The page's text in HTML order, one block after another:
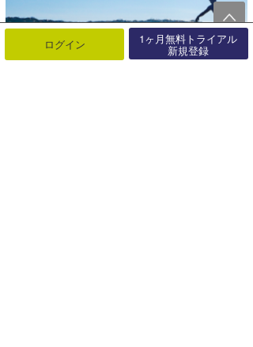
ログイン 1ヶ月無料トライアル
新規登録